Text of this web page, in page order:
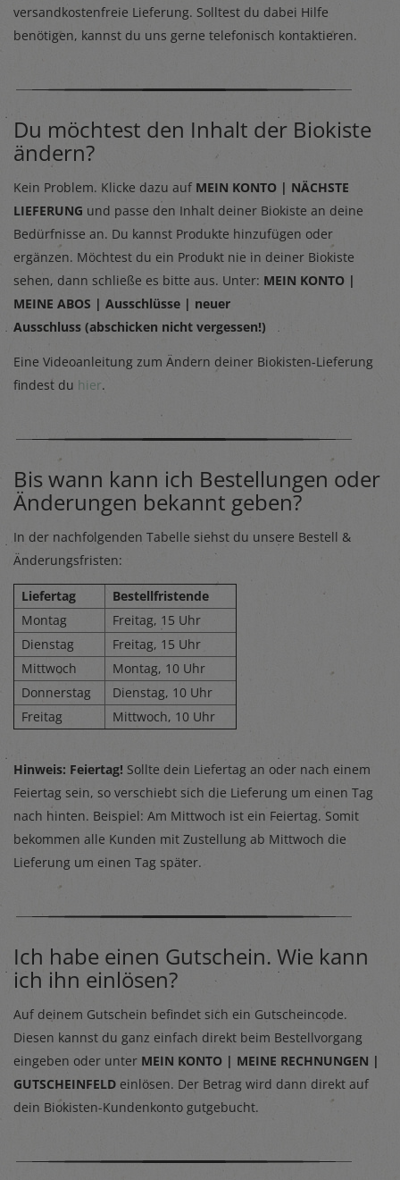
versandkostenfreie Lieferung. Solltest du dabei Hilfe
benötigen, kannst du uns gerne telefonisch kontaktieren.
Du möchtest den Inhalt der Biokiste
ändern?
Kein Problem. Klicke dazu auf MEIN KONTO | NÄCHSTE
LIEFERUNG und passe den Inhalt deiner Biokiste an deine
Bedürfnisse an. Du kannst Produkte hinzufügen oder
ergänzen. Möchtest du ein Produkt nie in deiner Biokiste
sehen, dann schließe es bitte aus. Unter: MEIN KONTO |
MEINE ABOS | Ausschlüsse | neuer
Ausschluss (abschicken nicht vergessen!)
Eine Videoanleitung zum Ändern deiner Biokisten-Lieferung
findest du hier.
Bis wann kann ich Bestellungen oder
Änderungen bekannt geben?
In der nachfolgenden Tabelle siehst du unsere Bestell &
Änderungsfristen:
Liefertag
Bestellfristende
Montag
Freitag, 15 Uhr
Dienstag
Freitag, 15 Uhr
Mittwoch
Montag, 10 Uhr
Donnerstag
Dienstag, 10 Uhr
Freitag
Mittwoch, 10 Uhr
Hinweis: Feiertag! Sollte dein Liefertag an oder nach einem
Feiertag sein, so verschiebt sich die Lieferung um einen Tag
nach hinten. Beispiel: Am Mittwoch ist ein Feiertag. Somit
bekommen alle Kunden mit Zustellung ab Mittwoch die
Lieferung um einen Tag später.
Ich habe einen Gutschein. Wie kann
ich ihn einlösen?
Auf deinem Gutschein befindet sich ein Gutscheincode.
Diesen kannst du ganz einfach direkt beim Bestellvorgang
eingeben oder unter MEIN KONTO | MEINE RECHNUNGEN |
GUTSCHEINFELD einlösen. Der Betrag wird dann direkt auf
dein Biokisten-Kundenkonto gutgebucht.